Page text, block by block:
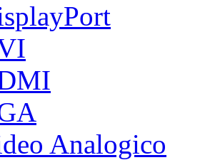
Analogico